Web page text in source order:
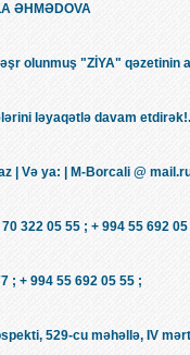
ƏHMƏDOVA
olunmuş "ZİYA" qəzetinin
ləyaqətlə davam
| Və ya: | M-Borcali @
322 05 55 ; + 994 55 692
; + 994 55 692 05 55 ;
529-cu məhəllə, IV